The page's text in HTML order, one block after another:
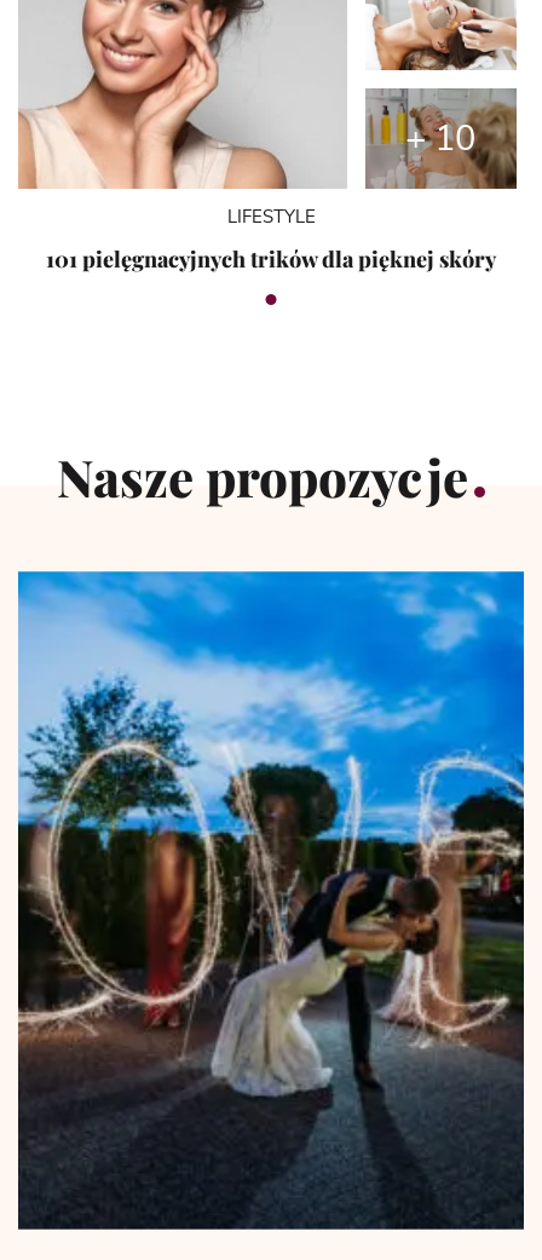
+ 10
LIFESTYLE
101 pielęgnacyjnych trików dla pięknej skóry
Nasze propozycje